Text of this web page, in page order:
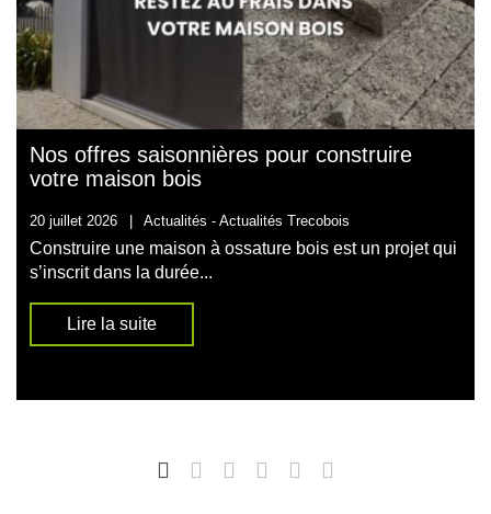
Nos offres saisonnières pour construire
votre maison bois
20 juillet 2026 Actualités - Actualités Trecobois
Construire une maison à ossature bois est un projet qui
s’inscrit dans la durée...
Lire la suite